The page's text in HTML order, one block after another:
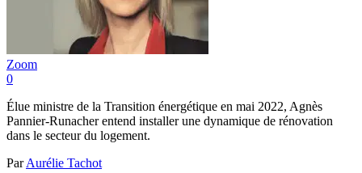
Zoom
0
Élue ministre de la Transition énergétique en mai 2022, Agnès
Pannier-Runacher entend installer une dynamique de rénovation
dans le secteur du logement.
ParAurélie Tachot